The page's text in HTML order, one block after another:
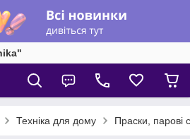
Техніка для дому Праски, парові